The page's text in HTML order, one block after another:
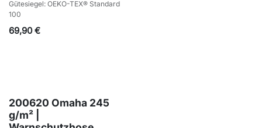
Gütesiegel: OEKO-TEX® Standard
100
69,90€
200620 Omaha 245
g/m² |